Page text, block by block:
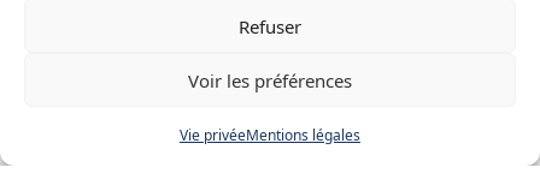
Refuser
Voir les préférences
Vie privéeMentions légales
2015-2025 Golf de Liège-Gomzé
Mentions légales
Site web réalisé parAdret & Ubac